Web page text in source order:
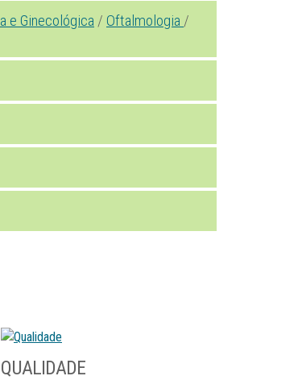
e Ginecológica / Oftalmologia /
QUALIDADE